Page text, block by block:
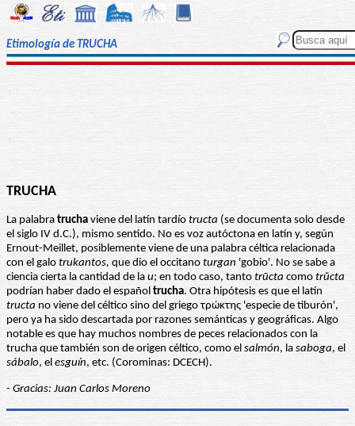
Etimología de TRUCHA
TRUCHA
La palabra trucha viene del latín tardío tructa (se documenta solo desde
el siglo IV d.C.), mismo sentido. No es voz autóctona en latín y, según
Ernout-Meillet, posiblemente viene de una palabra céltica relacionada
con el galo trukantos, que dio el occitano turgan 'gobio'. No se sabe a
ciencia cierta la cantidad de la u; en todo caso, tanto trūcta como trŭcta
podrían haber dado el español trucha. Otra hipótesis es que el latín
tructa no viene del céltico sino del griego τρώκτης 'especie de tiburón',
pero ya ha sido descartada por razones semánticas y geográficas. Algo
notable es que hay muchos nombres de peces relacionados con la
trucha que también son de origen céltico, como el salmón, la saboga, el
sábalo, el esguín, etc. (Corominas: DCECH).
- Gracias: Juan Carlos Moreno